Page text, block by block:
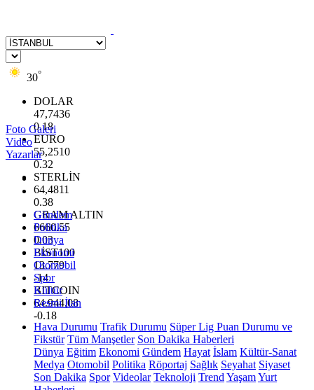
30°
DOLAR
47,7436
0.18
EURO
55,2510
0.32
STERLİN
64,4811
0.38
GRAM ALTIN
6660.55
0.03
BİST100
13.779
-14
BITCOIN
64.944,08
-0.18
Foto Galeri
Video
Yazarlar
Gündem
Politika
Dünya
Ekonomi
Otomobil
Spor
Kültür
Resmi İlan
Hava Durumu Trafik Durumu Süper Lig Puan Durumu ve
Fikstür Tüm Manşetler Son Dakika Haberleri
Dünya Eğitim Ekonomi Gündem Hayat İslam Kültür-Sanat
Medya Otomobil Politika Röportaj Sağlık Seyahat Siyaset
Son Dakika Spor Videolar Teknoloji Trend YaşamYurt